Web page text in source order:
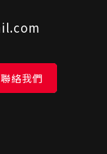
聯絡我們